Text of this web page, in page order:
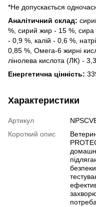
*Не допускається
Аналітичний склад:
%, сирий жир - 15 %,
- 0,9 %, калій - 0,6 %,
0,85 %, Омега-6 жирні
лінолева кислота (ЛК) -
Енергетична цінність:
Характеристики
Артикул
Короткий опис